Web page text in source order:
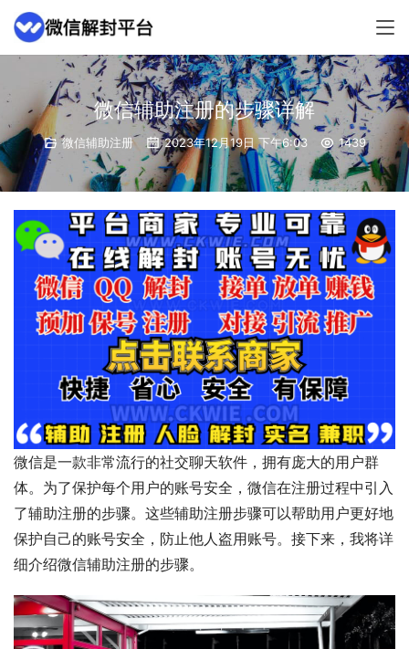
微信辅助注册的步骤详解
微信辅助注册 2023年12月19日 下午6:03 1439
微信是一款非常流行的社交聊天软件，拥有庞大的用户群
体。为了保护每个用户的账号安全，微信在注册过程中引入
了辅助注册的步骤。这些辅助注册步骤可以帮助用户更好地
保护自己的账号安全，防止他人盗用账号。接下来，我将详
细介绍微信辅助注册的步骤。